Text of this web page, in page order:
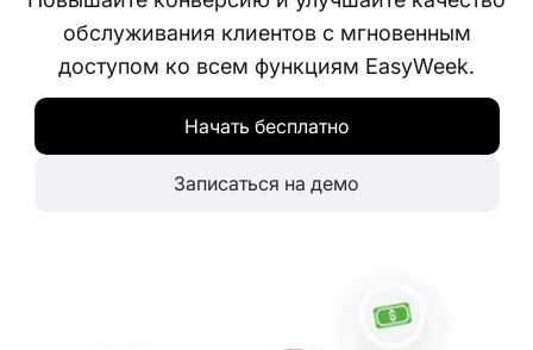
обслуживания клиентов с мгновенным
доступом ко всем функциям EasyWeek.
Начать бесплатно
Записаться на демо